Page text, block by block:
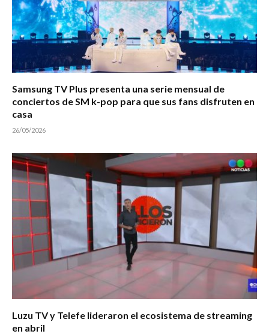
Samsung TV Plus presenta una serie mensual de
conciertos de SM k-pop para que sus fans disfruten en
casa
26/05/2026
Luzu TV y Telefe lideraron el ecosistema de streaming
en abril